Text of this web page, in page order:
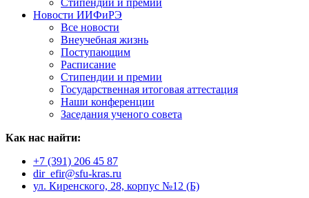
Стипендии и премии
Новости ИИФиРЭ
Все новости
Внеучебная жизнь
Поступающим
Расписание
Стипендии и премии
Государственная итоговая аттестация
Наши конференции
Заседания ученого совета
Как нас найти:
+7 (391) 206 45 87
dir_efir@sfu-kras.ru
ул. Киренского, 28, корпус №12 (Б)